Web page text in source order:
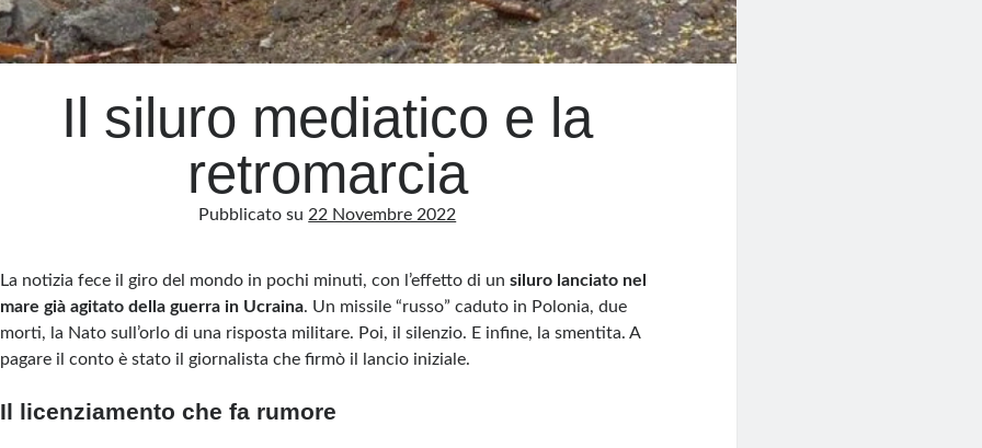
Il siluro mediatico e la
retromarcia
Pubblicato su22 Novembre 2022
La notizia fece il giro del mondo in pochi minuti, con l’effetto di unsiluro lanciato nel
mare già agitato della guerra in Ucraina. Un missile “russo” caduto in Polonia, due
morti, la Nato sull’orlo di una risposta militare. Poi, il silenzio. E infine, la smentita. A
pagare il conto è stato il giornalista che firmò il lancio iniziale.
Il licenziamento che fa rumore